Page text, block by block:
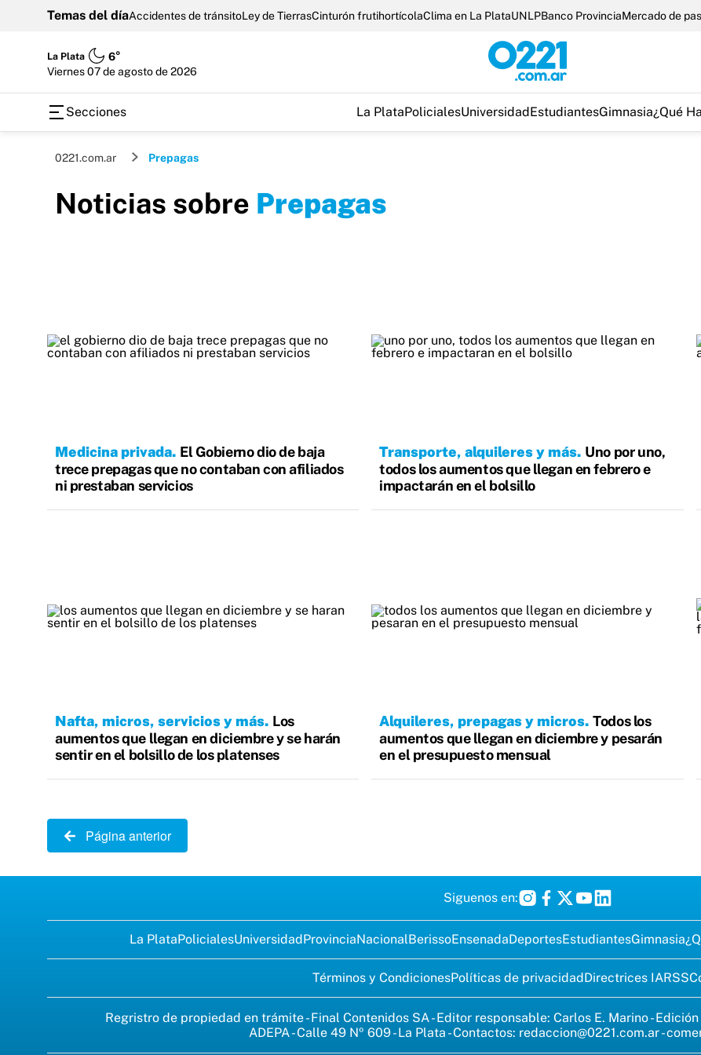
Temas del díaAccidentes de tránsitoLey de TierrasCinturón frutihortícolaClima en La PlataUNLPBanco ProvinciaMercado de
La Plata
6°
viernes 07 de agosto de 2026
Secciones La PlataPolicialesUniversidadEstudiantesGimnasia¿Qué
0221.com.ar Prepagas
Noticias sobre Prepagas
Medicina privada El Gobierno dio de baja
trece prepagas que no contaban con afiliados
ni prestaban servicios
Transporte, alquileres y más Uno por uno,
todos los aumentos que llegan en febrero e
impactarán en el bolsillo
Nafta, micros, servicios y más Los
aumentos que llegan en diciembre y se harán
sentir en el bolsillo de los platenses
Alquileres, prepagas y micros Todos los
aumentos que llegan en diciembre y pesarán
en el presupuesto mensual
Página anterior
Siguenos en:
La PlataPolicialesUniversidadProvinciaNacionalBerissoEnsenadaDeportesEstudiantesGimnasia
Términos y CondicionesPolíticas de privacidadDirectrices IARSS
Regristro de propiedad en trámite - Final Contenidos SA - Editor responsable: Carlos E. Marino -
ADEPA - Calle 49 Nº 609 - La Plata - Contactos: redaccion@0221.com.ar-